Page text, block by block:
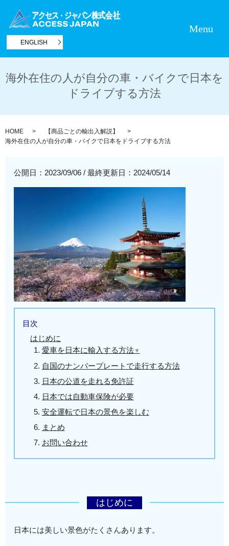
ENGLISH
Menu
海外在住の人が自分の車・バイクで日本を
ドライブする方法
HOME
【商品ごとの輸出入解説】
海外在住の人が自分の車・バイクで日本をドライブする方法
公開日：2023/09/06 /最終更新日：2024/05/14
目次
はじめに
愛車を日本に輸入する方法▼
✍CPDとは
✍CPDを利用して日本で通関する手順
❏1-1.自国でCPDを取得する
❏1-2.日本到着前にJAFの予約をする
❏1-3-1.JAFでCPDを認証してもらう
❏1-3-2.輸入通関をする
自国のナンバープレートで走行する方法
日本の公道を走れる免許証
日本では自動車保険が必要
安全運転で日本の景色を楽しむ
まとめ
お問い合わせ
はじめに
日本には美しい景色がたくさんあります。